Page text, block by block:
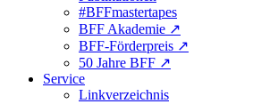
#BFFmastertapes
BFF Akademie ↗︎
BFF-Förderpreis ↗︎
50 Jahre BFF ↗︎
Service
Linkverzeichnis